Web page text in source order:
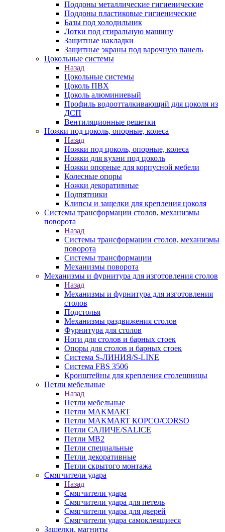
Поддоны металлические гигиенические
Поддоны пластиковые гигиенические
Базы под холодильник
Лотки под стиральную машину
Защитные накладки
Защитные экраны под варочную панель
Цокольные системы
Назад
Цокольные системы
Цоколь ПВХ
Цоколь алюминиевый
Профиль водоотталкивающий для цоколя из
ДСП
Вентиляционные решетки
Ножки под цоколь, опорные, колеса
Назад
Ножки под цоколь, опорные, колеса
Ножки для кухни под цоколь
Ножки опорные для корпусной мебели
Колесные опоры
Ножки декоративные
Подпятники
Клипсы и защелки для крепления цоколя
Системы трансформации столов, механизмы
поворота
Назад
Системы трансформации столов, механизмы
поворота
Системы трансформации
Механизмы поворота
Механизмы и фурнитура для изготовления столов
Назад
Механизмы и фурнитура для изготовления
столов
Подстолья
Механизмы раздвижения столов
Фурнитура для столов
Ноги для столов и барных стоек
Опоры для столов и барных стоек
Система S-ЛИНИЯ/S-LINE
Система FBS 3506
Кронштейны для крепления столешницы
Петли мебельные
Назад
Петли мебельные
Петли MAKMART
Петли MAKMART КОРСО/CORSO
Петли САЛИЧЕ/SALICE
Петли MB2
Петли специальные
Петли декоративные
Петли скрытого монтажа
Смягчители удара
Назад
Смягчители удара
Смягчители удара для петель
Смягчители удара для дверей
Cмягчители удара самоклеящиеся
Защелки, магниты